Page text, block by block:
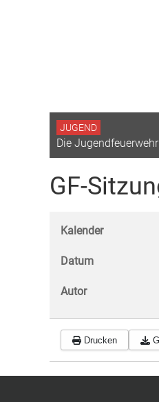
JUGEND
Die
GF-
Kalender
Datum
Autor
Drucken